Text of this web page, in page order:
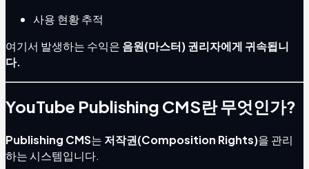
사용 현황 추적
여기서 발생하는 수익은 음원(마스터) 권리자에게 귀속됩니
다.
YouTube Publishing CMS란 무엇인가?
Publishing CMS는 저작권(Composition Rights)을 관리
하는 시스템입니다.